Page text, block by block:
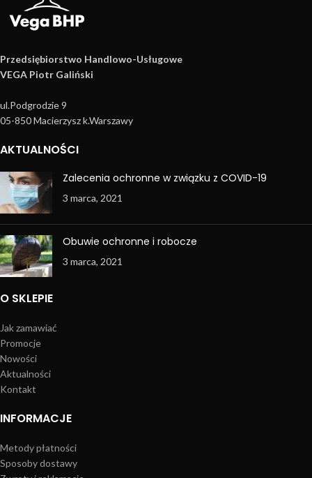
Przedsiębiorstwo Handlowo­-Usługowe
VEGA Piotr Galiński
ul.Podgrodzie 9
05-850 Macierzysz k.Warszawy
AKTUALNOŚCI
Zalecenia ochronne w związku z COVID-19
3 marca, 2021
Obuwie ochronne i robocze
3 marca, 2021
O SKLEPIE
Jak zamawiać
Promocje
Nowości
Aktualności
Kontakt
INFORMACJE
Metody płatności
Sposoby dostawy